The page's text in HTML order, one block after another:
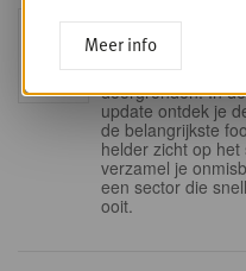
Into Retail -
Mis deze unieke
Belgische
doorgronden. In
update ontdek je
de belangrijkste
helder zicht op
verzamel je
een sector die
ooit.
Meer info